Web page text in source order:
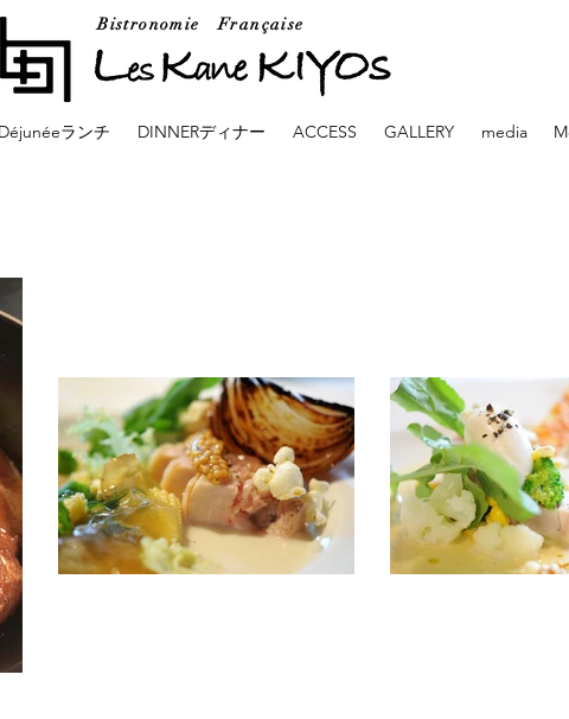
Bistronomie Française
Déjunéeランチ DINNERディナー ACCESS GALLERY media